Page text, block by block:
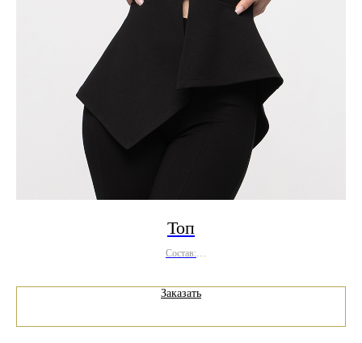
Топ
Состав:
Заказать